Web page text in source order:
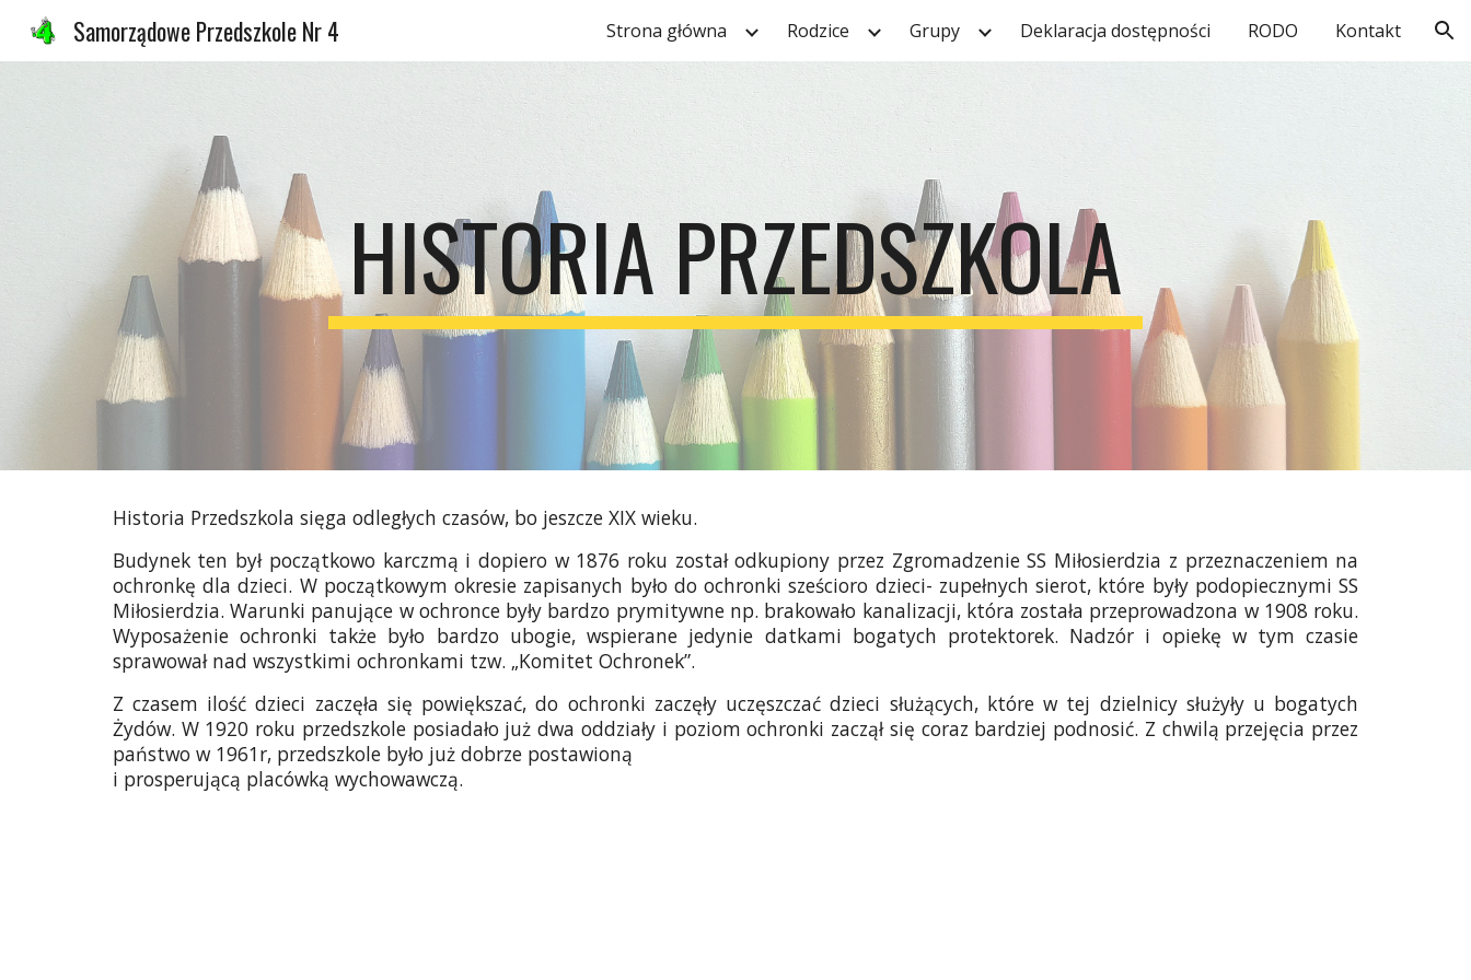
Skip to main content Skip to navigation
Samorządowe Przedszkole Nr 4 Strona główna Rodzice Grupy Deklaracja dostępności RODO Kontakt
HISTORIA PRZEDSZKOLA
Historia Przedszkola sięga odległych czasów, bo jeszcze XIX wieku.
Budynek ten był początkowo karczmą i dopiero w 1876 roku został odkupiony przez Zgromadzenie SS Miłosierdzia z przeznaczeniem na
ochronkę dla dzieci. W początkowym okresie zapisanych było do ochronki sześcioro dzieci- zupełnych sierot, które były podopiecznymi SS
Miłosierdzia. Warunki panujące w ochronce były bardzo prymitywne np. brakowało kanalizacji, która została przeprowadzona w 1908 roku.
Wyposażenie ochronki także było bardzo ubogie, wspierane jedynie datkami bogatych protektorek. Nadzór i opiekę w tym czasie
sprawował nad wszystkimi ochronkami tzw. „Komitet Ochronek”.
Z czasem ilość dzieci zaczęła się powiększać, do ochronki zaczęły uczęszczać dzieci służących, które w tej dzielnicy służyły u bogatych
Żydów. W 1920 roku przedszkole posiadało już dwa oddziały i poziom ochronki zaczął się coraz bardziej podnosić. Z chwilą przejęcia przez
państwo w 1961r, przedszkole było już dobrze postawioną
i prosperującą placówką wychowawczą.